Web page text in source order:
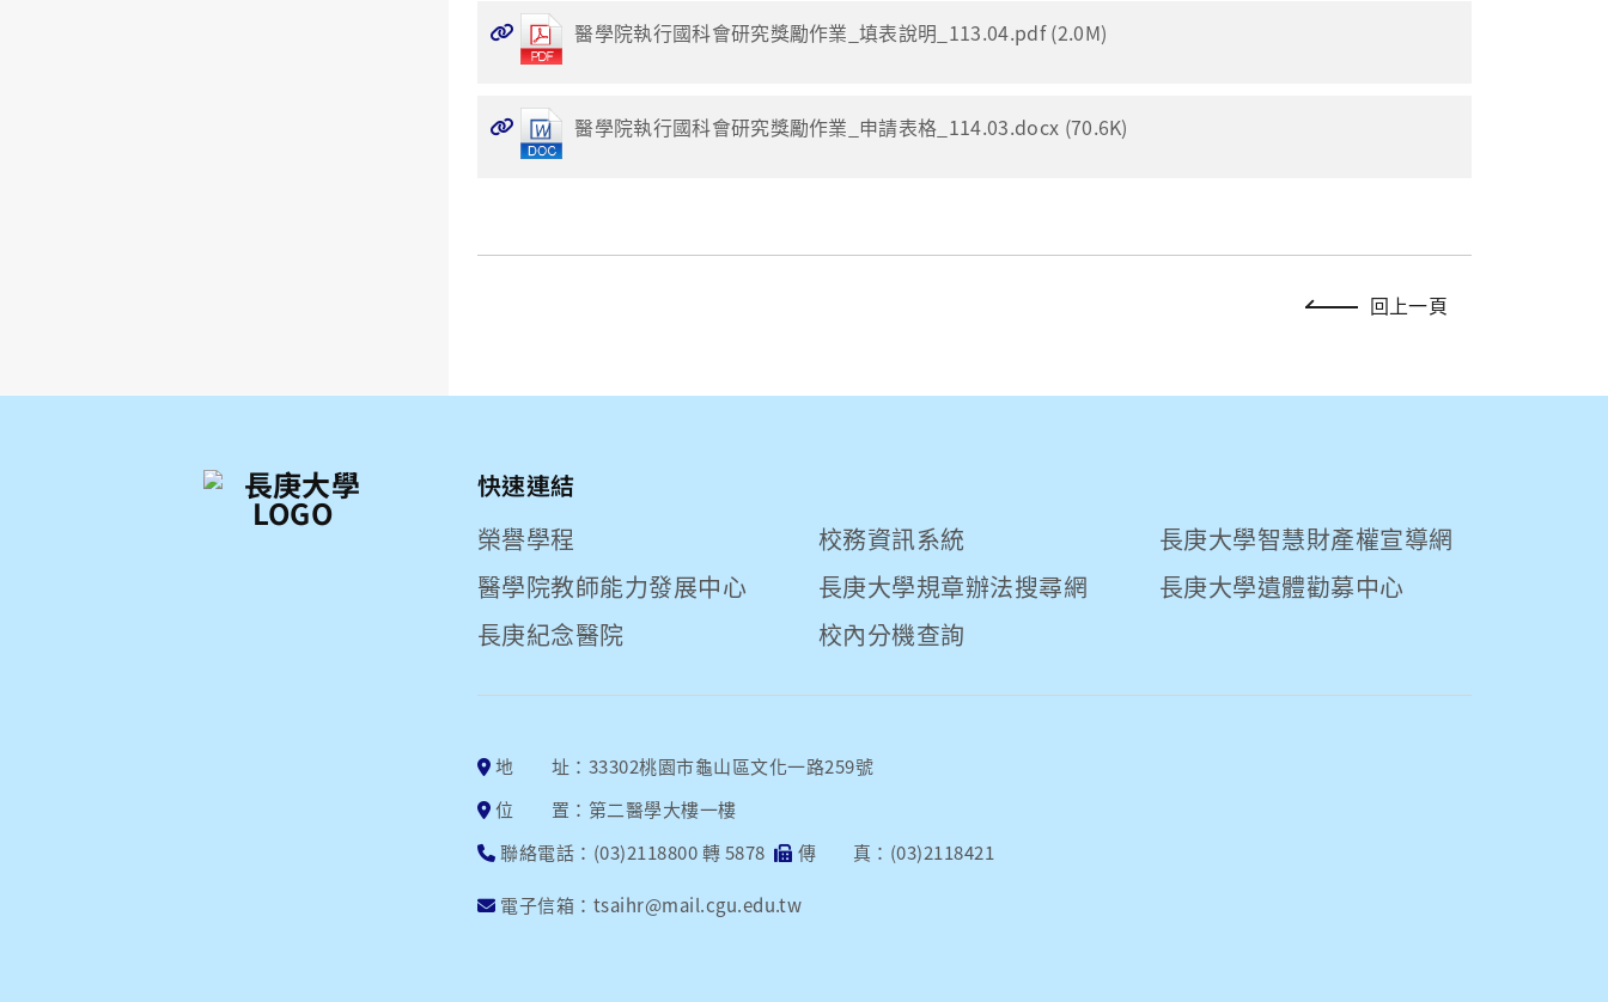
醫學院執行國科會研究獎勵作業_填表說明_113.04.pdf (2.0M)
醫學院執行國科會研究獎勵作業_申請表格_114.03.docx (70.6K)
回上一頁
快速連結
榮譽學程
醫學院教師能力發展中心
長庚紀念醫院
校務資訊系統
長庚大學規章辦法搜尋網
校內分機查詢
長庚大學智慧財產權宣導網
長庚大學遺體勸募中心
地 址：33302桃園市龜山區文化一路259號
位 置：第二醫學大樓一樓
聯絡電話：(03)2118800 轉 5878
傳 真：(03)2118421
電子信箱：tsaihr@mail.cgu.edu.tw